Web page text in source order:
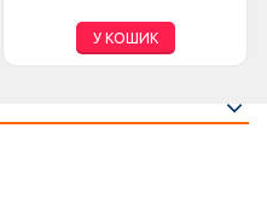
У КОШИК